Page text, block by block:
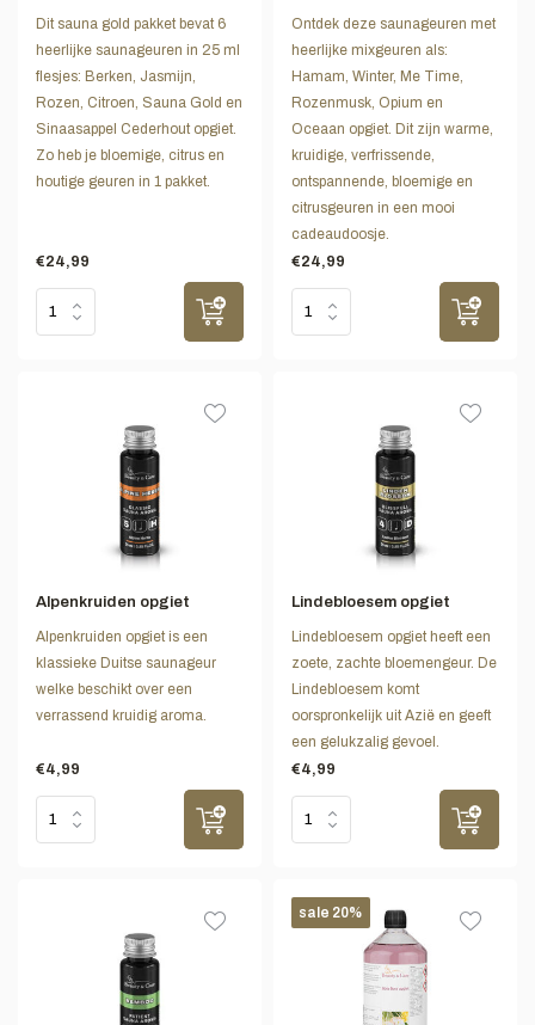
Dit sauna gold pakket bevat 6
heerlijke saunageuren in 25 ml
flesjes: Berken, Jasmijn,
Rozen, Citroen, Sauna Gold en
Sinaasappel Cederhout opgiet.
Zo heb je bloemige, citrus en
houtige geuren in 1 pakket.
€24,99
Ontdek deze saunageuren met
heerlijke mixgeuren als:
Hamam, Winter, Me Time,
Rozenmusk, Opium en
Oceaan opgiet. Dit zijn warme,
kruidige, verfrissende,
ontspannende, bloemige en
citrusgeuren in een mooi
cadeaudoosje.
€24,99
Alpenkruiden opgiet
Alpenkruiden opgiet is een
klassieke Duitse saunageur
welke beschikt over een
verrassend kruidig aroma.
€4,99
Lindebloesem opgiet
Lindebloesem opgiet heeft een
zoete, zachte bloemengeur. De
Lindebloesem komt
oorspronkelijk uit Azië en geeft
een gelukzalig gevoel.
€4,99
sale 20%